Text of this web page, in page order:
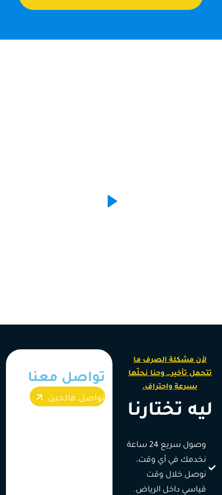
لأن مشكلة الصرف ما
تتحمل تأخير… وحنا نحلّها
بسرعة واحتراف.
ليه تختارنا
وصول سريع 24 ساعة
نخدمك في أي وقت،
نوصل خلال وقت
قياسي داخل الرياض.
تواصل معنا
تواصل هالحين